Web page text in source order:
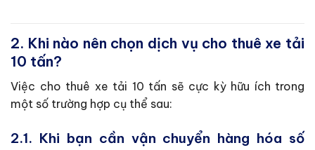
2. Khi nào nên chọn dịch vụ cho thuê xe tải
10 tấn?
Việc cho thuê xe tải 10 tấn sẽ cực kỳ hữu ích trong
một số trường hợp cụ thể sau:
2.1. Khi bạn cần vận chuyển hàng hóa số